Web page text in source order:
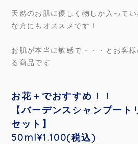
天然のお肌に優しく物しか入って
な方にもオススメです！
お肌が本当に敏感で・・・とお客
る商品です
お花＋でおすすめ！！
【バーデンスシャンプー
セット】
50ml¥1.100(税込)